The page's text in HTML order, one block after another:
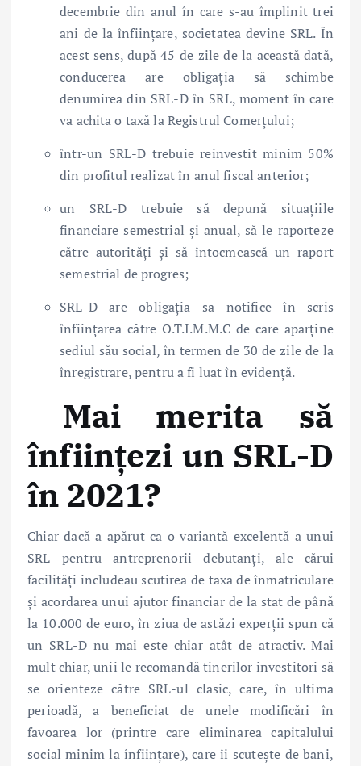
decembrie din anul în care s-au împlinit trei
ani de la înființare, societatea devine SRL. În
acest sens, după 45 de zile de la această dată,
conducerea are obligația să schimbe
denumirea din SRL-D în SRL, moment în care
va achita o taxă la Registrul Comerțului;
într-un SRL-D trebuie reinvestit minim 50%
din profitul realizat în anul fiscal anterior;
un SRL-D trebuie să depună situațiile
financiare semestrial și anual, să le raporteze
către autorități și să întocmească un raport
semestrial de progres;
SRL-D are obligația sa notifice în scris
înființarea către O.T.I.M.M.C de care aparține
sediul său social, în termen de 30 de zile de la
înregistrare, pentru a fi luat în evidență.
Mai merita să
înființezi un SRL-D
în 2021?
Chiar dacă a apărut ca o variantă excelentă a unui
SRL pentru antreprenorii debutanți, ale cărui
facilități includeau scutirea de taxa de înmatriculare
și acordarea unui ajutor financiar de la stat de până
la 10.000 de euro, în ziua de astăzi experții spun că
un SRL-D nu mai este chiar atât de atractiv. Mai
mult chiar, unii le recomandă tinerilor investitori să
se orienteze către SRL-ul clasic, care, în ultima
perioadă, a beneficiat de unele modificări în
favoarea lor (printre care eliminarea capitalului
social minim la înființare), care îi scutește de bani,